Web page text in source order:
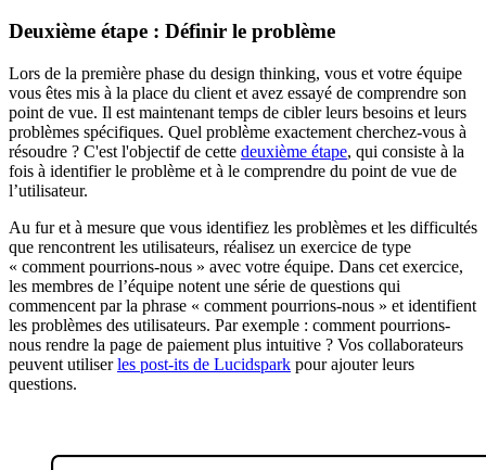
Deuxième étape : Définir le problème
Lors de la première phase du design thinking, vous et votre équipe
vous êtes mis à la place du client et avez essayé de comprendre son
point de vue. Il est maintenant temps de cibler leurs besoins et leurs
problèmes spécifiques. Quel problème exactement cherchez-vous à
résoudre ? C'est l'objectif de cette deuxième étape, qui consiste à la
fois à identifier le problème et à le comprendre du point de vue de
l’utilisateur.
Au fur et à mesure que vous identifiez les problèmes et les difficultés
que rencontrent les utilisateurs, réalisez un exercice de type
« comment pourrions-nous » avec votre équipe. Dans cet exercice,
les membres de l’équipe notent une série de questions qui
commencent par la phrase « comment pourrions-nous » et identifient
les problèmes des utilisateurs. Par exemple : comment pourrions-
nous rendre la page de paiement plus intuitive ? Vos collaborateurs
peuvent utiliserles post-its de Lucidspark pour ajouter leurs
questions.